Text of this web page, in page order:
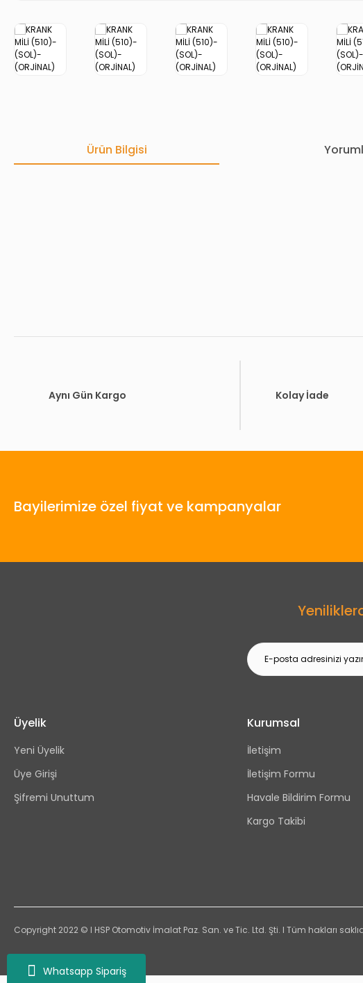
Whatsapp Sipariş
Ürün Bilgisi
Aynı Gün Kargo Kolay İade
Bayilerimize özel fiyat ve kampanyalar
Üyelik
Yeni Üyelik
Üye Girişi
Şifremi Unuttum
Kurumsal
İletişim
İletişim Formu
Havale Bildirim Formu
Kargo Takibi
Copyright 2022 © I HSP Otomotiv İmalat Paz. San. ve Tic. Ltd. Şti. I Tüm hakları